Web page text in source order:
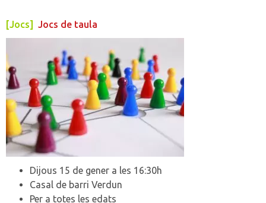
[Jocs] Jocs de taula
Dijous 15 de gener a les 16:30h
Casal de barri Verdun
Per a totes les edats